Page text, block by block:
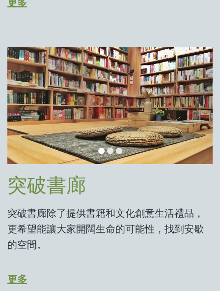
突破書廊
突破書廊除了提供書籍和文化創意生活禮品，
更希望能讓大家開闊生命的可能性，找到安歇
的空間。
更多